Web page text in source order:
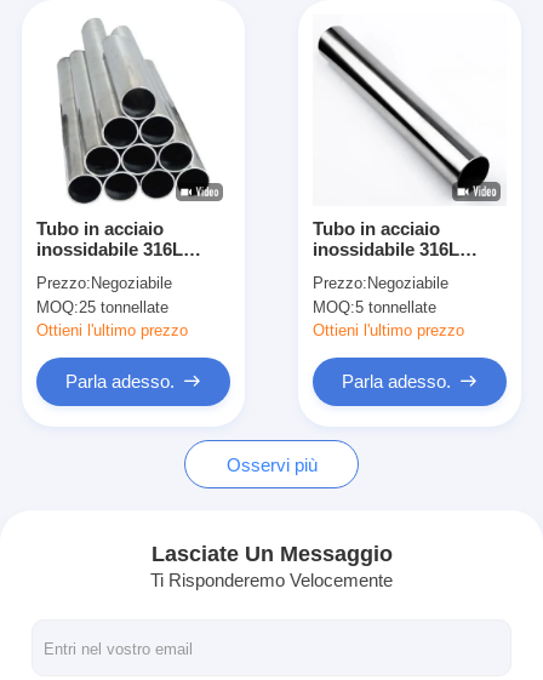
Prodotti
Video
Chi Siamo
Contattaci
Notizie
Bobina laminata a freddo di acciaio inossidabile
strato laminato a caldo di acciaio inossidabile
Tubo in acciaio
inossidabile 316L
saldatura tondo,
quadrato, rettangolare
per applicazioni edili,
dimensioni e spessori
personalizzati
Prezzo: Negoziabile
MOQ:25 tonnellate
Ottieni l'ultimo prezzo
Parla adesso.
Tubo in acciaio
inossidabile 316L
corrosione e agli acidi
saldato e senza
cuciture con diametro
mm
Prezzo: Negoziabile
MOQ:5 tonnellate
Ottieni l'ultimo prezzo
Parla adesso.
Osservi più
Lasciate Un Messaggio
Ti Risponderemo Velocemente